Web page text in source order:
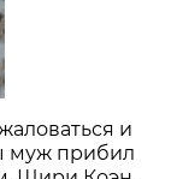
и
муж прибил